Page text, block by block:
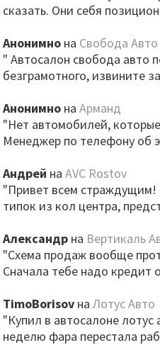
сказать. Они себя
Анонимно на Свобода Авто
" Автосалон свобода авто
безграмотного, извините
Анонимно наАрманд
"Нет автомобилей,
Менеджер по телефону об
Андрей наAVC Rostov
"Привет всем страждущим!
типок из кол центра,
Александр на Вертикаль
"Схема продаж вообще
Сначала тебе надо кредит
TimoBorisov наЛотус Авто
"Купил в автосалоне лотус
неделю фара перестала